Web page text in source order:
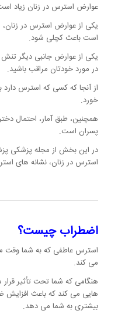
عوارض استرس در زنان زیاد
یکی از عوارض استرس در
است باعث کچلی شود.
یکی از عوارض جانبی دیگر
در مورد خودتان مراقب باشید.
از آنجا که کسی که استرس
خورد.
همچنین، طبق آمار، احتمال
پسران است.
در این بخش از مجله پزشکی
استرس در زنان، نشانه های
اضطراب چیست؟
استرس عاطفی که به شما وقت
می کند.
هنگامی که شما تحت تأثیر
هایی می کند که باعث
بیشتری به شما می دهد.